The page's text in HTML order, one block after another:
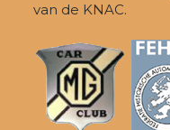
van de KNAC.